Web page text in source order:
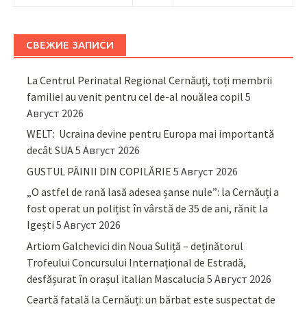
СВЕЖИЕ ЗАПИСИ
La Centrul Perinatal Regional Cernăuți, toți membrii
familiei au venit pentru cel de-al nouălea copil 5
Август 2026
WELT: Ucraina devine pentru Europa mai importantă
decât SUA5 Август 2026
GUSTUL PÂINII DIN COPILĂRIE 5 Август 2026
„O astfel de rană lasă adesea șanse nule”: la Cernăuți a
fost operat un polițist în vârstă de 35 de ani, rănit la
Igești 5 Август 2026
Artiom Galchevici din Noua Suliță – deținătorul
Trofeului Concursului Internațional de Estradă,
desfășurat în orașul italian Mascalucia 5 Август 2026
Ceartă fatală la Cernăuți: un bărbat este suspectat de